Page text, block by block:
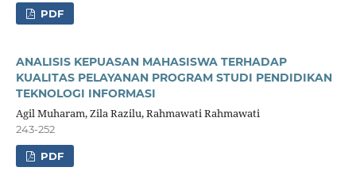
PDF
ANALISIS KEPUASAN MAHASISWA TERHADAP
KUALITAS PELAYANAN PROGRAM STUDI PENDIDIKAN
TEKNOLOGI INFORMASI
Agil Muharam, Zila Razilu, Rahmawati Rahmawati
243-252
PDF